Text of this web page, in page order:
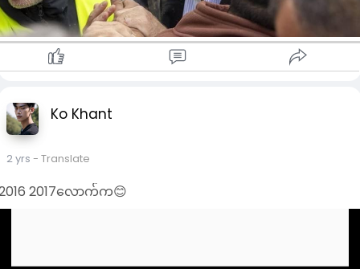
Ko Khant
2 yrs - Translate
2017လောက်က😊